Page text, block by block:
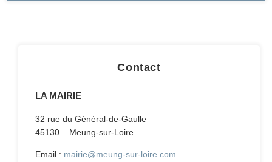
Contact
LA MAIRIE
32 rue du Général-de-Gaulle
45130 – Meung-sur-Loire
Email : mairie@meung-sur-loire.com